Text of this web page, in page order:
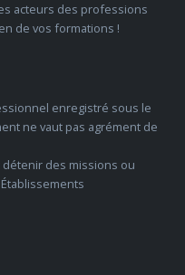
acteurs des professions
de vos formations !
enregistré sous le
ne vaut pas agrément de
des missions ou